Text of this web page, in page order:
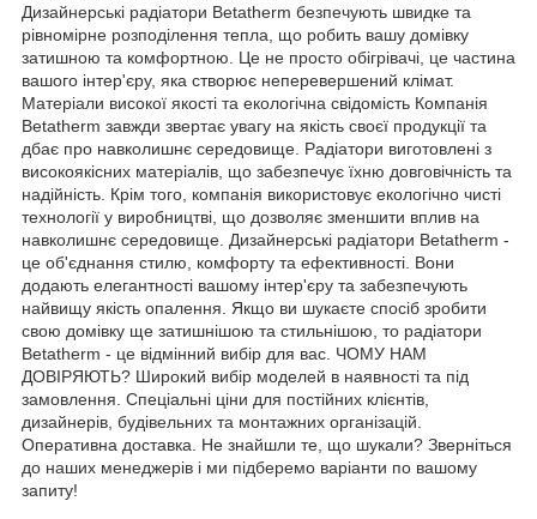
Дизайнерські радіатори Betatherm безпечують швидке та
рівномірне розподілення тепла, що робить вашу домівку
затишною та комфортною. Це не просто обігрівачі, це частина
вашого інтер'єру, яка створює неперевершений клімат.
Матеріали високої якості та екологічна свідомість Компанія
Betatherm завжди звертає увагу на якість своєї продукції та
дбає про навколишнє середовище. Радіатори виготовлені з
високоякісних матеріалів, що забезпечує їхню довговічність та
надійність. Крім того, компанія використовує екологічно чисті
технології у виробництві, що дозволяє зменшити вплив на
навколишнє середовище. Дизайнерські радіатори Betatherm -
це об'єднання стилю, комфорту та ефективності. Вони
додають елегантності вашому інтер'єру та забезпечують
найвищу якість опалення. Якщо ви шукаєте спосіб зробити
свою домівку ще затишнішою та стильнішою, то радіатори
Betatherm - це відмінний вибір для вас. ЧОМУ НАМ
ДОВІРЯЮТЬ? Широкий вибір моделей в наявності та під
замовлення. Спеціальні ціни для постійних клієнтів,
дизайнерів, будівельних та монтажних організацій.
Оперативна доставка. Не знайшли те, що шукали? Зверніться
до наших менеджерів і ми підберемо варіанти по вашому
запиту!